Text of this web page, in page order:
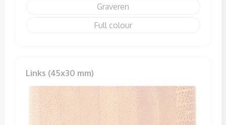
Graveren
Full colour
Links (45x30 mm)